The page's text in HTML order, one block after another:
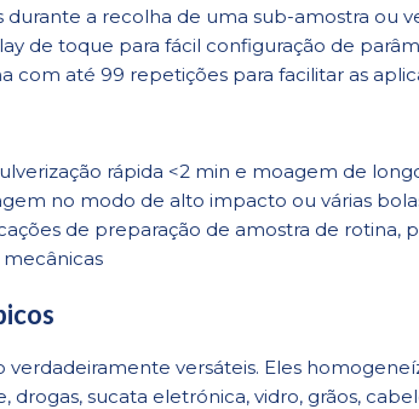
a recolha de uma sub-amostra ou
de toque para fácil configuração de
com até 99 repetições para facilitar as
rápida <2 min e moagem de
no modo de alto impacto ou várias
de preparação de amostra de rotina,
verdadeiramente versáteis. Eles
drogas, sucata eletrónica, vidro, grãos,